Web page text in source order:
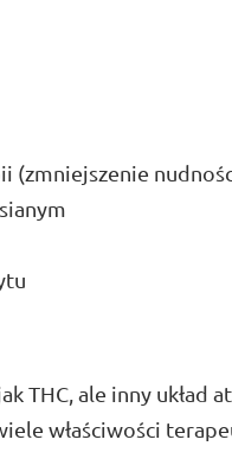
(zmniejszenie
THC, ale inny układ
właściwości